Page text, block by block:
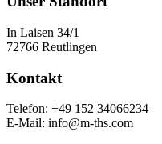
In Laisen 34/1
72766 Reutlingen
Kontakt
Telefon: +49 152 34066234
E-Mail: info@m-ths.com